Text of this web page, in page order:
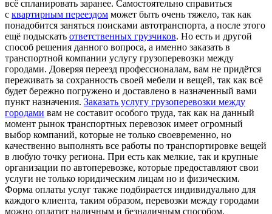
всё спланировать заранее. Самостоятельно справиться
с квартирным переездом может быть очень тяжело, так как
понадобится заняться поисками автотранспорта, а после этого
ещё подыскать ответственных грузчиков. Но есть и другой
способ решения данного вопроса, а именно заказать в
транспортной компании услугу грузоперевозки между
городами. Доверяя переезд профессионалам, вам не придётся
переживать за сохранность своей мебели и вещей, так как всё
будет бережно погружено и доставлено в назначенный вами
пункт назначения. Заказать услугу грузоперевозки между
городами вам не составит особого труда, так как на данный
момент рынок транспортных перевозок имеет огромный
выбор компаний, которые не только своевременно, но
качественно выполнять все работы по транспортировке вещей
в любую точку региона. При есть как мелкие, так и крупные
организации по автоперевозке, которые предоставляют свои
услуги не только юридическим лицам но и физическим.
Форма оплаты услуг также подбирается индивидуально для
каждого клиента, таким образом, перевозки между городами
можно оплатит наличным и безналичным способом.